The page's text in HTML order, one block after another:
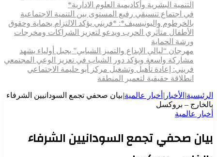
التنمية البشرية وأكاديمية العلوم الادارية*
في اجتماع تنسيقي رفيع المستوى بين التنمية الاجتماعية
بالخرطوم واليونيسيف*: *​فريني يؤكد الالتزام بحماية وحقوق
الأطفال متأثري الحرب ويدعو لتعزيز الشراكات ومخرجات
ورشة الحماية
مهرجان “ليالي الإبداع والتميز الشبابي” بجبل أولياء يشهد
مشاركة واسعة ويؤكد دور الشباب في تعزيز الوعي المجتمعي
فريني: إعادة تأهيل وتشغيل مركز أبو حليمة الاجتماعي
انطلاقة حقيقية لتعمير المنطقة
الرئيسية| الأخبار | أخبار عالمية|بيان صحفي تجمع السودانيين الشرفاء
بالخارج – بروكسل
أخبار عالمية
بيان صحفي تجمع السودانيين الشرفاء